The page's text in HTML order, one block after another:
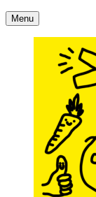
Accueil
Menu Contact